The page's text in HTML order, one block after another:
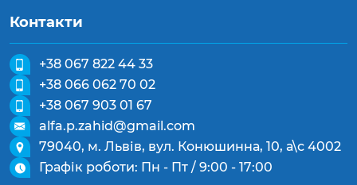
Контакти
+38 067 822 44 33
+38 066 062 70 02
+38 067 903 01 67
alfa.p.zahid@gmail.com
79040, м. Львів, вул. Конюшинна, 10, а\с 4002
Графік роботи: Пн - Пт / 9:00 - 17:00